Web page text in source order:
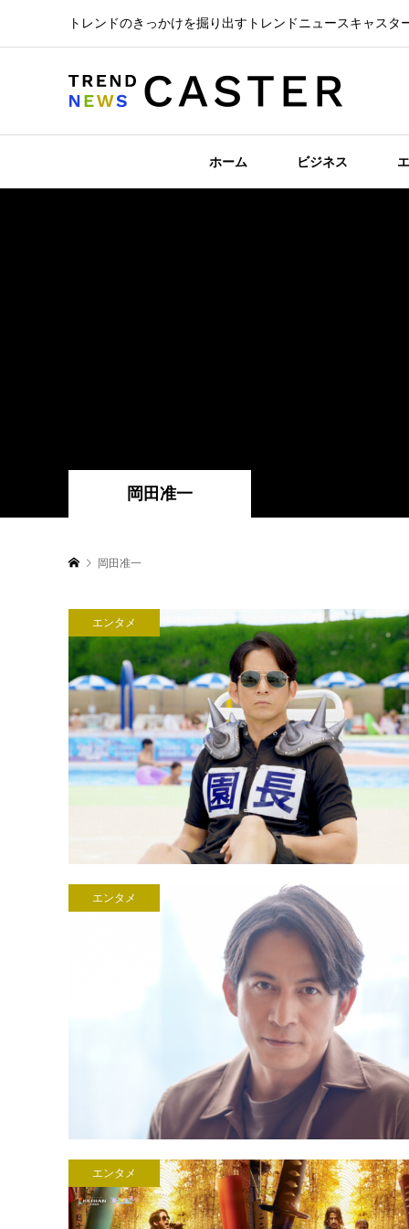
トレンドのきっかけを掘り出すトレンドニュースキャスタ
ホーム ビジネス
岡田准一
岡田准一
エンタメ
エンタメ
エンタメ